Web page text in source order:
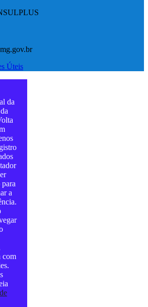
Úteis
da
a
com